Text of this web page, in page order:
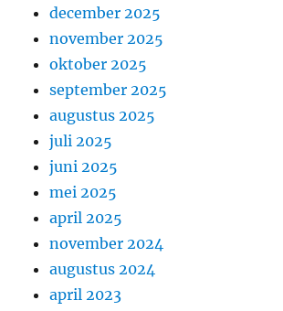
december 2025
november 2025
oktober 2025
september 2025
augustus 2025
juli 2025
juni 2025
mei 2025
april 2025
november 2024
augustus 2024
april 2023